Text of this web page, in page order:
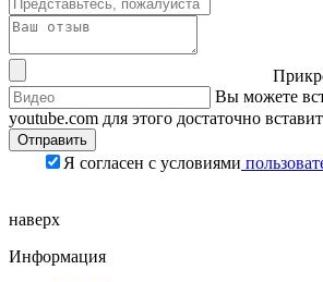
Вы можете
youtube.com для этого достаточно
Я согласен с условиями
наверх
Информация